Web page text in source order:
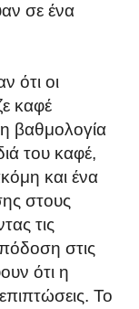
σε ένα
ότι οι
καφέ
βαθμολογία
του καφέ,
και ένα
στους
τις
στις
ότι η
Το